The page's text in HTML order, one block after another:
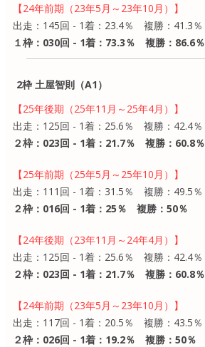
【24年前期（23年5月～23年10月）】
出走：145回 - 1着：23.4％ 複勝：41.3％
１枠：030回 - 1着：73.3％ 複勝：86.6％
2枠 土屋智則（A1）
【25年後期（25年11月～25年4月）】
出走：125回 - 1着：25.6％ 複勝：42.4％
２枠：023回 - 1着：21.7％ 複勝：60.8％
【25年前期（25年5月～25年10月）】
出走：111回 - 1着：31.5％ 複勝：49.5％
２枠：016回 - 1着：25％ 複勝：50％
【24年後期（23年11月～24年4月）】
出走：125回 - 1着：25.6％ 複勝：42.4％
２枠：023回 - 1着：21.7％ 複勝：60.8％
【24年前期（23年5月～23年10月）】
出走：117回 - 1着：20.5％ 複勝：43.5％
２枠：026回 - 1着：19.2％ 複勝：50％